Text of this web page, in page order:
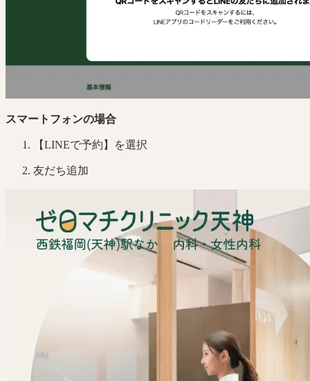
スマートフォンの場合
【LINEで予約】を選択
友だち追加